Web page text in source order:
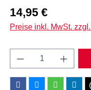
Regulärer Preis:
14,95 €
Preise inkl. MwSt.
Produkt